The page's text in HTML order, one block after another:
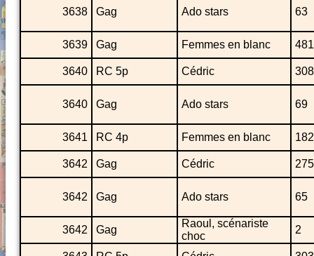
3638 Gag Ado stars 63
3639 Gag Femmes en blanc 481
3640 RC 5p Cédric 308
3640 Gag Ado stars 69
3641 RC 4p Femmes en blanc 182
3642 Gag Cédric 275
3642 Gag Ado stars 65
3642 Gag
Raoul, scénariste
choc
2